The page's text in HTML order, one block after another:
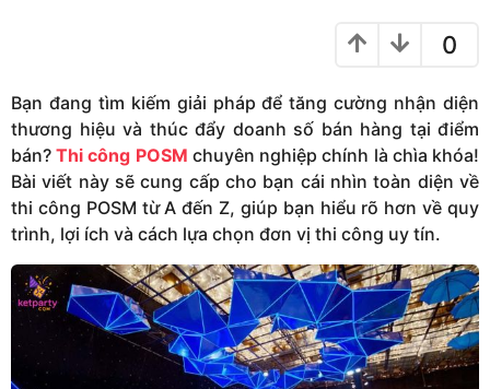
o
0
Bạn đang tìm kiếm giải pháp để tăng cường nhận diện
thương hiệu và thúc đẩy doanh số bán hàng tại điểm
bán?Thi công POSM chuyên nghiệp chính là chìa khóa!
Bài viết này sẽ cung cấp cho bạn cái nhìn toàn diện về
thi công POSM từ A đến Z, giúp bạn hiểu rõ hơn về quy
trình, lợi ích và cách lựa chọn đơn vị thi công uy tín.